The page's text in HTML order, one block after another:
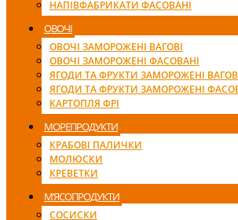
НАПІВФАБРИКАТИ ФАСОВАНІ
ОВОЧІ
ОВОЧІ ЗАМОРОЖЕНІ ВАГОВІ
ОВОЧІ ЗАМОРОЖЕНІ ФАСОВАНІ
ЯГОДИ ТА ФРУКТИ ЗАМОРОЖЕНІ
ЯГОДИ ТА ФРУКТИ ЗАМОРОЖЕНІ
КАРТОПЛЯ ФРІ
МОРЕПРОДУКТИ
КРАБОВІ ПАЛИЧКИ
МОЛЮСКИ
КРЕВЕТКИ
М’ЯСОПРОДУКТИ
СОСИСКИ